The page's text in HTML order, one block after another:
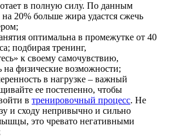
в полную силу. По данным
на 20% больше жира удастся сжечь
оптимальна в промежутке от 40
подбирая тренинг,
к своему самочувствию,
на физические возможности;
в нагрузке – важный
ее постепенно, чтобы
в тренировочный процесс. Не
и сходу непривычно и сильно
это чревато негативными